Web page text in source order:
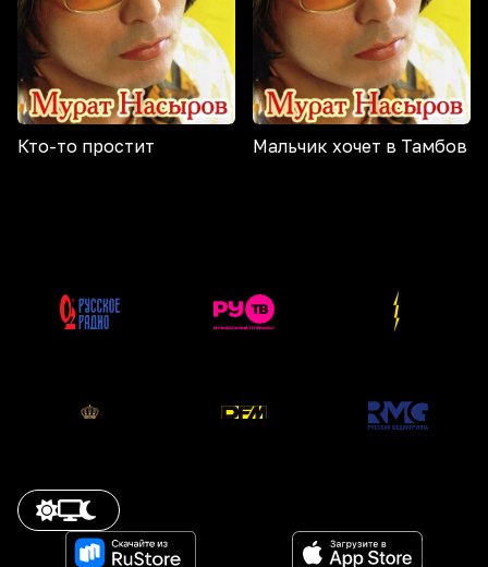
Кто-то простит Мальчик хочет в Тамбов